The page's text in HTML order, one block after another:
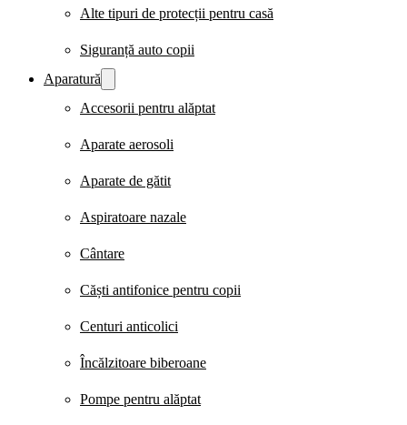
Alte tipuri de protecții pentru casă
Siguranță auto copii
Aparatură
Accesorii pentru alăptat
Aparate aerosoli
Aparate de gătit
Aspiratoare nazale
Cântare
Căști antifonice pentru copii
Centuri anticolici
Încălzitoare biberoane
Pompe pentru alăptat